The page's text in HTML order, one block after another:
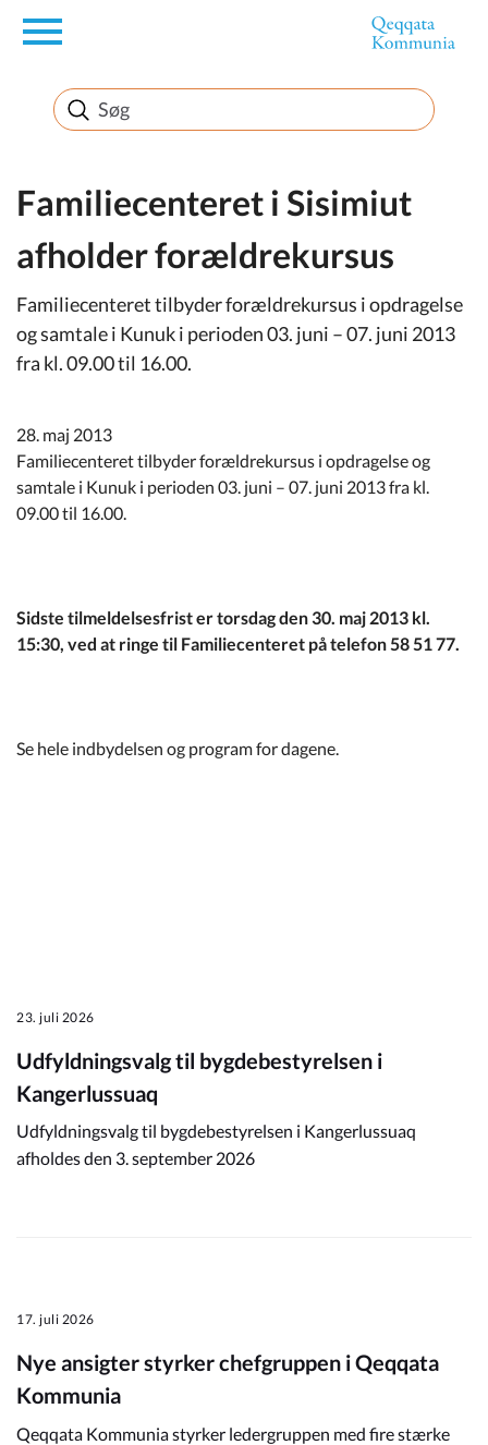
en
Borger
Erhverv
Politik
Turisme
Selvbetjening
Kommuneplan
Familiecenteret i Sisimiut
afholder forældrekursus
Familiecenteret tilbyder forældrekursus i opdragelse
og samtale i Kunuk i perioden 03. juni – 07. juni 2013
fra kl. 09.00 til 16.00.
28. maj 2013
Familiecenteret tilbyder forældrekursus i opdragelse og
samtale i Kunuk i perioden 03. juni – 07. juni 2013 fra kl.
09.00 til 16.00.
Sidste tilmeldelsesfrist er torsdag den 30. maj 2013 kl.
15:30, ved at ringe til Familiecenteret på telefon 58 51 77.
Se hele indbydelsen og program for dagene.
23. juli 2026
Udfyldningsvalg til bygdebestyrelsen i
Kangerlussuaq
Udfyldningsvalg til bygdebestyrelsen i Kangerlussuaq
afholdes den 3. september 2026
17. juli 2026
Nye ansigter styrker chefgruppen i Qeqqata
Kommunia
Qeqqata Kommunia styrker ledergruppen med fire stærke